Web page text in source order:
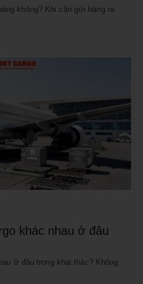
không? Khi cần gửi hàng ra
khác nhau ở đâu
ở đâu trong khai thác? Không